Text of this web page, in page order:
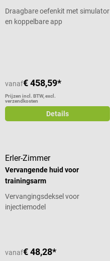
en microhechtingen
Draagbare oefenkit met simulator
en koppelbare app
vanaf€ 458,59*
Prijzen incl. BTW, excl.
verzendkosten
Details
Erler-Zimmer
Vervangende huid voor
trainingsarm
Vervangingsdeksel voor
injectiemodel
vanaf€ 48,28*